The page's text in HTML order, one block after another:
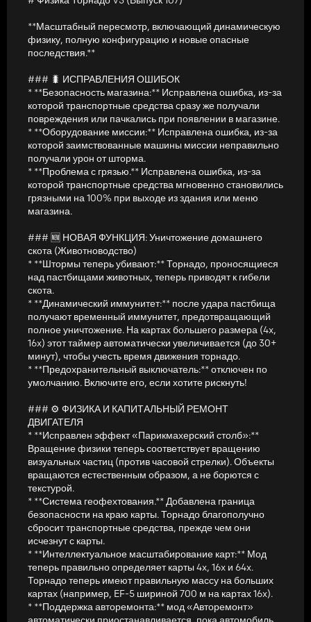
Отрегулируйте мощность: ослабьте шторм или увеличьте силу
выброса, чтобы запустить тракторы по карте.
radius).
Переключить повреждение: отключите повреждение
транспортного средства или подъем тюка, если вам просто
нужен визуальный хаос.
Сохранить настройки: введите t_save, и ваша пользовательская
конфигурация физики будет навсегда сохранена.
🚜 СОВМЕСТИМОСТЬ И БЕЗОПАСНОСТЬ
«Авторемонт» во время шторма, чтобы механики не пытались
починить транспортные средства во время полета.
Безопасность миссий/магазинов: исправлены ошибки, из-за
которых заимствованные в миссиях машины или машины из
меню магазина получали фантомные повреждения.
Готовность к многопользовательской игре: полностью
синхронизируется с сервером. Клиенты видят те же разрушения,
что и хост.
Оптимизированная производительность: сценарий переходит в
оптимизированное пространственное сканирование для
минимизации задержек даже на картах с большим количеством
объектов.
📜 КЛЮЧЕВЫЕ КОМАНДЫ (открыть консоль с помощью ~)
t_husbandry — Включить/выключить смерть животных.
t_set radius [70/140] — Установить базовый размер шторма
(рекомендация: 70 для 4-кратных карт, 140 для 16-кратных).
t_save — Сохраните текущие настройки.
t_status — просмотр данных об активных штормах и масштабе
карты.
**Масштабный пересмотр, включающий динамическую
физику, полную конфигурацию и новые опасные
последствия.**
### 🐛 ИСПРАВЛЕНИЯ ОШИБОК
* **Безопасность магазина:** Исправлена ошибка, из-за
которой транспортные средства сразу же получали
повреждения или пачкались при появлении в магазине.
* **Оборудование миссии:** Исправлена ​​ошибка, из-за
которой заимствованные машины миссии неправильно
получали урон от шторма.
* **Проблема с грязью.** Исправлена ​​ошибка, из-за
которой транспортные средства мгновенно становились
грязными на 100% при выходе из здания или меню
магазина.
### 🆕 НОВАЯ ФУНКЦИЯ: Уничтожение домашнего
скота (Животноводство)
* **Штормы теперь убивают:** Торнадо, проносящиеся
над пастбищами животных, теперь приводят к гибели
скота.
* **Динамический иммунитет:** после удара пастбища
получают временный иммунитет, предотвращающий
полное уничтожение. На картах большего размера (4x,
16x) этот таймер автоматически увеличивается (до 30+
минут), чтобы учесть время движения торнадо.
* **Предохранительный выключатель:** отключен по
умолчанию. Включите его, если хотите рискнуть!
### ⚙️ ФИЗИКА И КАПИТАЛЬНЫЙ РЕМОНТ
ДВИГАТЕЛЯ
* **Исправлен эффект «Парикмахерский столб»:**
Вращение физики теперь соответствует вращению
визуальных частиц (против часовой стрелки). Объекты
вращаются естественным образом, а не борются с
текстурой.
* **Система геофехтования.** Добавлена ​​граница
безопасности на краю карты. Торнадо благополучно
сбросит транспортные средства, прежде чем они
исчезнут с карты.
* **Интеллектуальное масштабирование карт:** Мод
теперь правильно определяет карты 4x, 16x и 64x.
Торнадо теперь имеют правильную массу на больших
картах (например, EF-5 шириной 700 м на картах 16x).
* **Поддержка авторемонта:** мод «Авторемонт»